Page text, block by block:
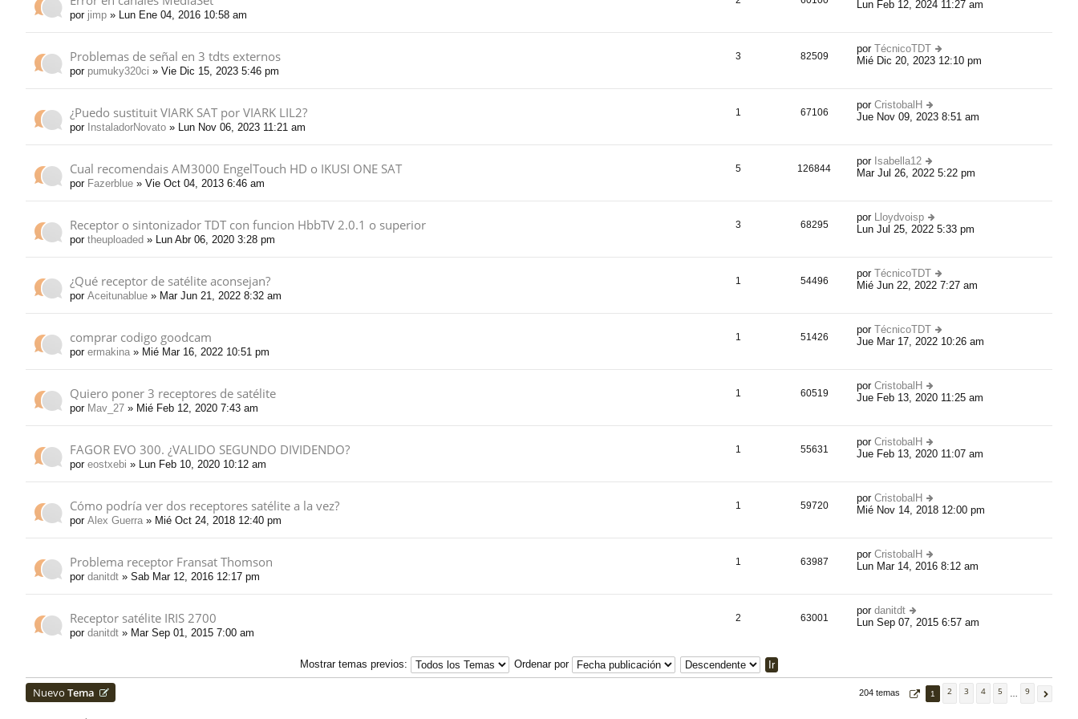
m
n
s
aj
por jimp » Lun Ene 04, 2016 10:58 am
er
ti
m
o
m
n
s
aj
Lun Feb 12, 2024 11:27 am
Problemas de señal en 3 tdts externos
por pumuky320ci » Vie Dic 15, 2023 5:46 pm
3 82509
por TécnicoTDT
er
ti
o
m
n
aj
Mié Dic 20, 2023 12:10 pm
¿Puedo sustituit VIARK SAT por VIARK LIL2?
por InstaladorNovato » Lun Nov 06, 2023 11:21 am
1 67106
por CristobalH
er
ti
m
o
m
n
s
aj
Jue Nov 09, 2023 8:51 am
Cual recomendais AM3000 EngelTouch HD o IKUSI ONE SAT
por Fazerblue » Vie Oct 04, 2013 6:46 am
5 126844
por Isabella12
er
ti
m
o
m
n
s
aj
Mar Jul 26, 2022 5:22 pm
Receptor o sintonizador TDT con funcion HbbTV 2.0.1 o superior
por theuploaded » Lun Abr 06, 2020 3:28 pm
3 68295
por Lloydvoisp
er
ti
m
o
m
n
s
aj
Lun Jul 25, 2022 5:33 pm
¿Qué receptor de satélite aconsejan?
por Aceitunablue » Mar Jun 21, 2022 8:32 am
1 54496
por TécnicoTDT
er
ti
m
o
m
n
aj
Mié Jun 22, 2022 7:27 am
comprar codigo goodcam
por ermakina » Mié Mar 16, 2022 10:51 pm
1 51426
por TécnicoTDT
er
ti
o
m
n
aj
Jue Mar 17, 2022 10:26 am
Quiero poner 3 receptores de satélite
por Mav_27 » Mié Feb 12, 2020 7:43 am
1 60519
por CristobalH
er
ti
m
o
m
n
s
aj
Jue Feb 13, 2020 11:25 am
FAGOR EVO 300. ¿VALIDO SEGUNDO DIVIDENDO?
por eostxebi » Lun Feb 10, 2020 10:12 am
1 55631
por CristobalH
er
ti
m
o
m
n
s
aj
Jue Feb 13, 2020 11:07 am
Cómo podría ver dos receptores satélite a la vez?
por Alex Guerra » Mié Oct 24, 2018 12:40 pm
1 59720
por CristobalH
er
ti
m
o
m
n
aj
Mié Nov 14, 2018 12:00 pm
Problema receptor Fransat Thomson
por danitdt » Sab Mar 12, 2016 12:17 pm
1 63987
por CristobalH
er
ti
o
m
aj
e
Lun Mar 14, 2016 8:12 am
Receptor satélite IRIS 2700
por danitdt » Mar Sep 01, 2015 7:00 am
2 63001
por danitdt
er
e
Lun Sep 07, 2015 6:57 am
Mostrar temas previos: Ordenar por
Nuevo Tema 204 temas 1 2 3 4 5 9